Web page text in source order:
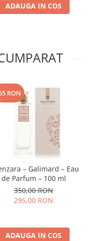
ADAUGA IN COS
RON
– Galimard – Eau
de Parfum – 100 ml
350,00 RON
295,00 RON
ADAUGA IN COS